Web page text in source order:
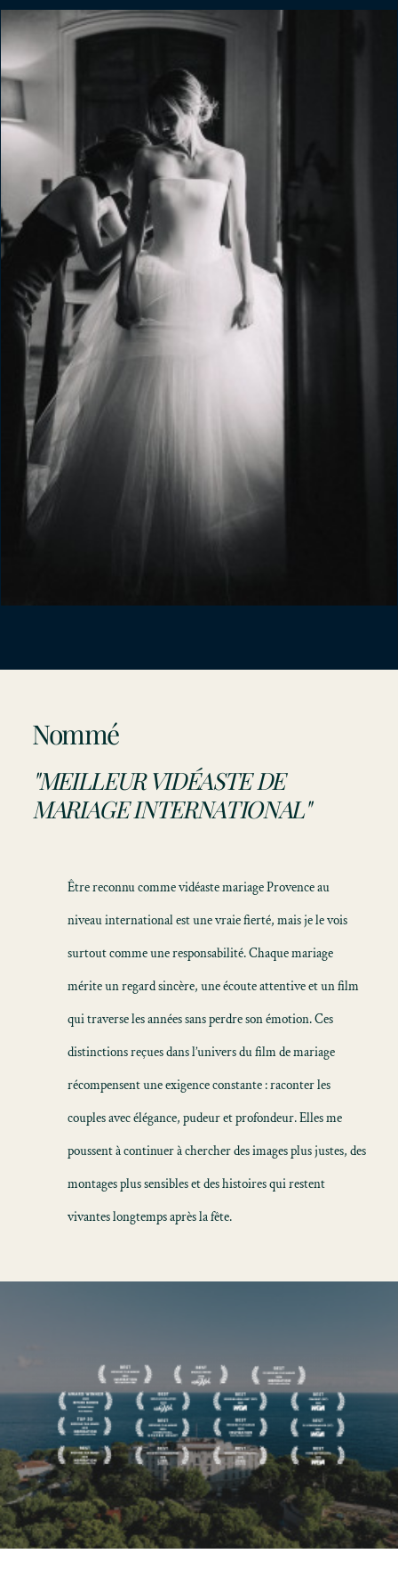
Nommé
"MEILLEUR VIDÉASTE DE
MARIAGE INTERNATIONAL"
Être reconnu commevidéaste mariage Provenceau
niveau international est une vraie fierté, mais je le vois
surtout comme une responsabilité. Chaque mariage
mérite un regard sincère, une écoute attentive et un film
qui traverse les années sans perdre son émotion. Ces
distinctions reçues dans l’univers du film de mariage
récompensent une exigence constante : raconter les
couples avec élégance, pudeur et profondeur. Elles me
poussent à continuer à chercher des images plus justes, des
montages plus sensibles et des histoires qui restent
vivantes longtemps après la fête.